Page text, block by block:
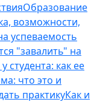
Образование
возможности,
успеваемость
"завалить" на
студента: как ее
что это и
практикуКак и